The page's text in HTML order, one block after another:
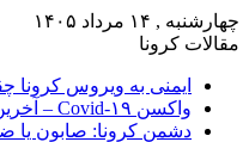
چهارشنبه , ۱۴ مرداد ۱۴۰۵
مقالات کرونا
ایمنی به ویروس
واکسن Covid-۱۹ – آخرین اخبار
دشمن کرونا: صابون یا